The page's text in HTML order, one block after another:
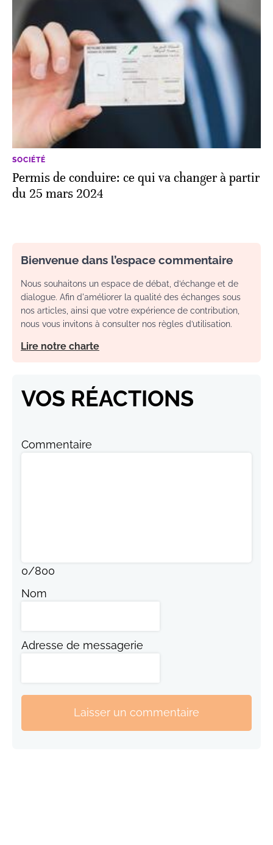
SOCIÉTÉ
Permis de conduire: ce qui va changer à partir
du 25 mars 2024
Bienvenue dans l’espace commentaire
Nous souhaitons un espace de débat, d’échange et de
dialogue. Afin d'améliorer la qualité des échanges sous
nos articles, ainsi que votre expérience de contribution,
nous vous invitons à consulter nos règles d’utilisation.
Lire notre charte
VOS RÉACTIONS
Commentaire
0/800
Nom
Adresse de messagerie
Laisser un commentaire